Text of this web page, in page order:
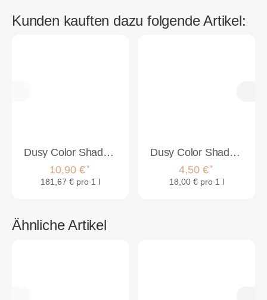
Kunden kauften dazu folgende Artikel:
Dusy Color Shades 10.1 platin bl.a.60ml
10,90 €*
181,67 € pro 1 l
Dusy Color Shades Gel Developer 250ml
4,50 €*
18,00 € pro 1 l
Ähnliche Artikel